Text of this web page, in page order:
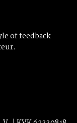
of feedback